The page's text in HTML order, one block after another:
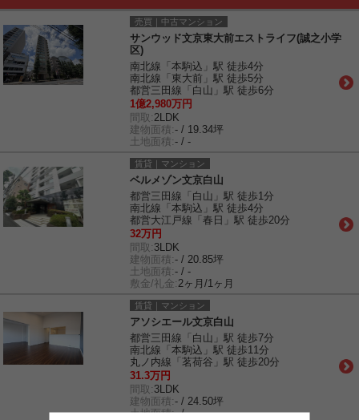
売買｜中古マンション
サンウッド文京東大前エストライフ(誠之小学
区)
南北線「本駒込」駅 徒歩4分
南北線「東大前」駅 徒歩5分
都営三田線「白山」駅 徒歩6分
1億2,980万円
間取: 2LDK
建物面積:- / 19.34坪
土地面積:- / -
賃貸｜マンション
ベルメゾン文京白山
都営三田線「白山」駅 徒歩1分
南北線「本駒込」駅 徒歩4分
都営大江戸線「春日」駅 徒歩20分
32万円
間取: 3LDK
建物面積:- / 20.85坪
土地面積:- / -
敷金/礼金: 2ヶ月/1ヶ月
賃貸｜マンション
アソシエール文京白山
都営三田線「白山」駅 徒歩7分
南北線「本駒込」駅 徒歩11分
丸ノ内線「茗荷谷」駅 徒歩20分
31.3万円
間取: 3LDK
建物面積:- / 24.50坪
土地面積:- / -